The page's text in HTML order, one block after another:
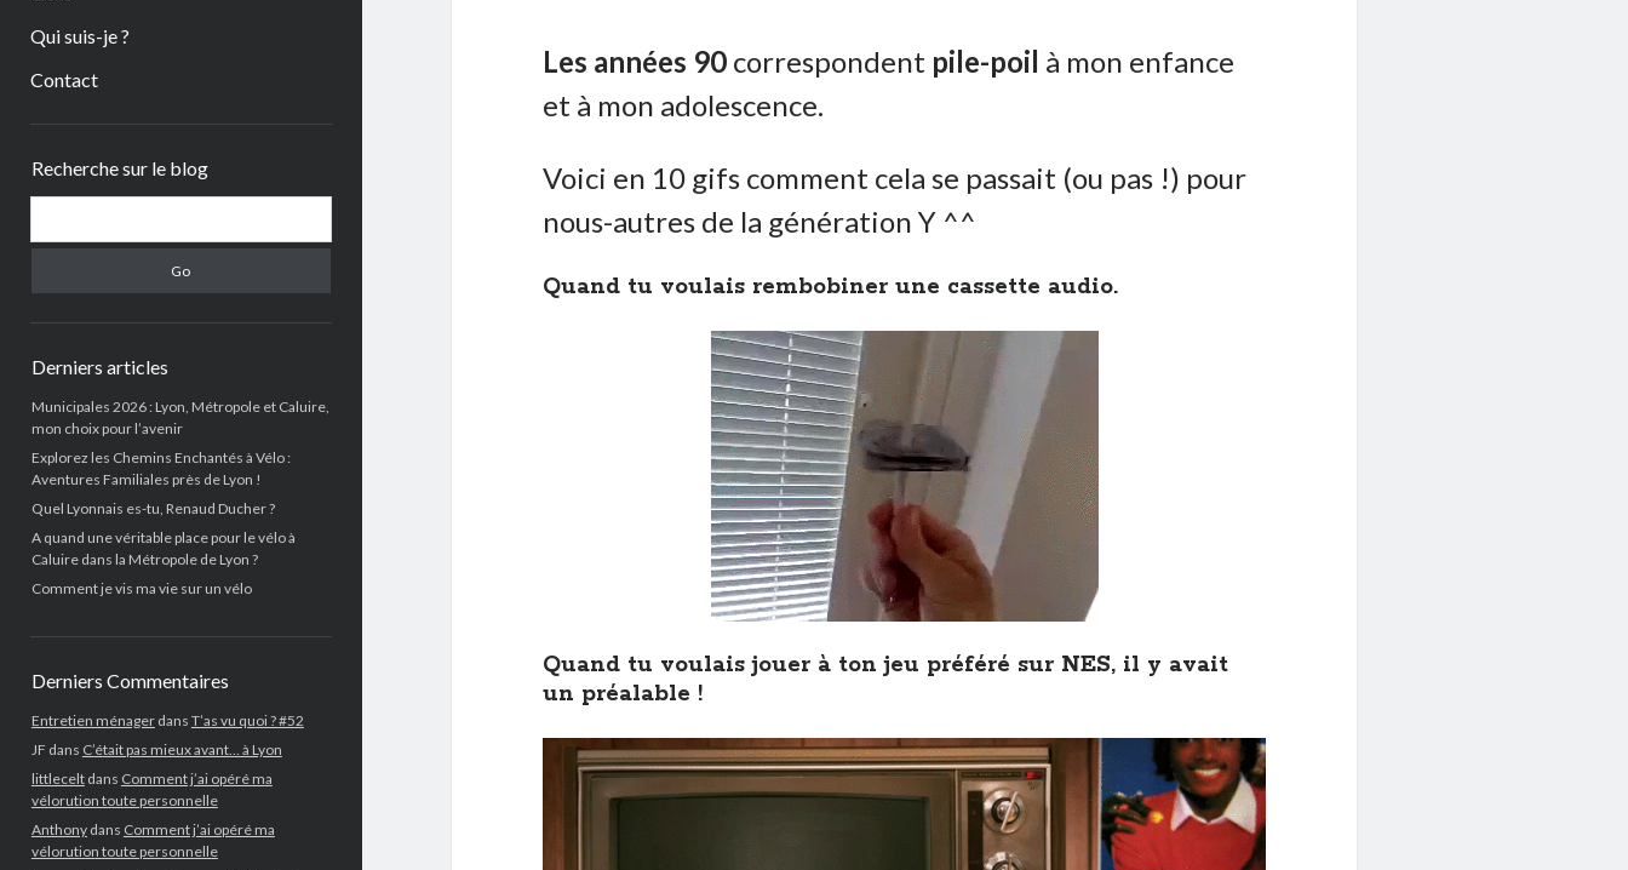
Qui suis-je ?
Contact
Recherche sur le blog
Derniers articles
Municipales 2026 : Lyon, Métropole et Caluire,
mon choix pour l’avenir
Explorez les Chemins Enchantés à Vélo :
Aventures Familiales près de Lyon !
Quel Lyonnais es-tu, Renaud Ducher ?
A quand une véritable place pour le vélo à
Caluire dans la Métropole de Lyon ?
Comment je vis ma vie sur un vélo
Derniers Commentaires
Entretien ménagerdans T’as vu quoi ? #52
JF dans C’était pas mieux avant… à Lyon
littleceltdans Comment j’ai opéré ma
vélorution toute personnelle
Anthonydans Comment j’ai opéré ma
vélorution toute personnelle
Les années 90 correspondent pile-poil à mon enfance
et à mon adolescence.
Voici en 10 gifs comment cela se passait (ou pas !) pour
nous-autres de la génération Y ^^
Quand tu voulais rembobiner une cassette audio.
Quand tu voulais jouer à ton jeu préféré sur NES, il y avait
un préalable !